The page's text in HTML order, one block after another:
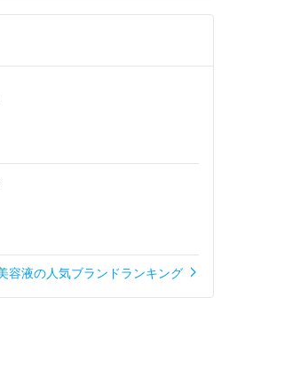
容液の人気ブランドランキング